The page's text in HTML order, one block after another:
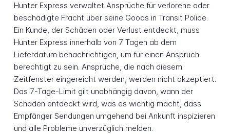
Hunter Express verwaltet Ansprüche für verlorene oder
beschädigte Fracht über seine Goods in Transit Police.
Ein Kunde, der Schäden oder Verlust entdeckt, muss
Hunter Express innerhalb von 7 Tagen ab dem
Lieferdatum benachrichtigen, um für einen Anspruch
berechtigt zu sein. Ansprüche, die nach diesem
Zeitfenster eingereicht werden, werden nicht akzeptiert.
Das 7-Tage-Limit gilt unabhängig davon, wann der
Schaden entdeckt wird, was es wichtig macht, dass
Empfänger Sendungen umgehend bei Ankunft inspizieren
und alle Probleme unverzüglich melden.